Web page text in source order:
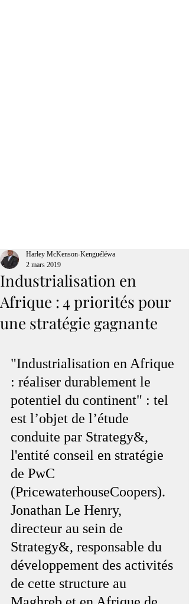
Industrialisation en
Afrique : 4 priorités pour
une stratégie gagnante
Harley McKenson-Kenguéléwa
2 mars 2019
"Industrialisation en Afrique
: réaliser durablement le
potentiel du continent" : tel
est l’objet de l’étude
conduite par Strategy&,
l'entité conseil en stratégie
de PwC
(PricewaterhouseCoopers).
Jonathan Le Henry,
directeur au sein de
Strategy&, responsable du
développement des activités
de cette structure au